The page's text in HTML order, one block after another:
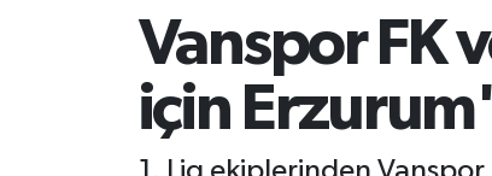
Vanspor FK
için
Bilim Teknoloji
Tüm Manşetler
Son Dakika Haberleri